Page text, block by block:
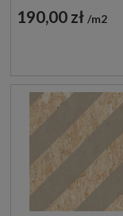
GRESOWE
190,00 zł m2